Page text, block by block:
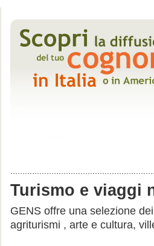
Turismo e viaggi
GENS offre una selezione
agriturismi , arte e cultura,